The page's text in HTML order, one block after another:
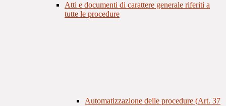
Atti e documenti di carattere generale riferiti a
tutte le procedure
Automatizzazione delle procedure (Art. 37